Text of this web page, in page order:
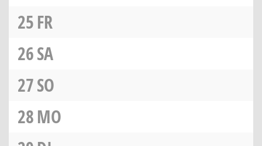
25FR
26SA
27SO
28MO